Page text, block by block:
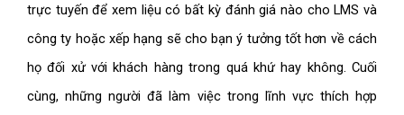
trực tuyến để xem liệu có bất kỳ đánh giá nào cho LMS và
công ty hoặc xếp hạng sẽ cho bạn ý tưởng tốt hơn về cách
họ đối xử với khách hàng trong quá khứ hay không. Cuối
cùng, những người đã làm việc trong lĩnh vực thích hợp